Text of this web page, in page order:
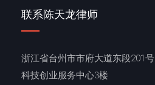
联系陈天龙律师
浙江省台州市市府大道东段201号
科技创业服务中心3楼